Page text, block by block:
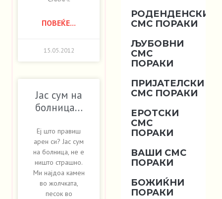
ПОВЕЌЕ...
15.05.2012
Јас сум на
болница…
Еј што правиш
арен си? Јас сум
на болница, не е
ништо страшно.
Ми најдоа камен
во жолчката,
песок во
РОДЕНДЕНСКИ
СМС ПОРАКИ
ЉУБОВНИ
СМС
ПОРАКИ
ПРИЈАТЕЛСКИ
СМС ПОРАКИ
ЕРОТСКИ
СМС
ПОРАКИ
ВАШИ СМС
ПОРАКИ
БОЖИЌНИ
ПОРАКИ